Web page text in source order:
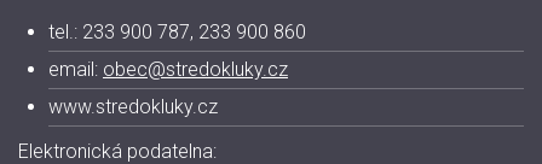
tel.: 233 900 787, 233 900 860
email: obec@stredokluky.cz
www.stredokluky.cz
Elektronická podatelna: